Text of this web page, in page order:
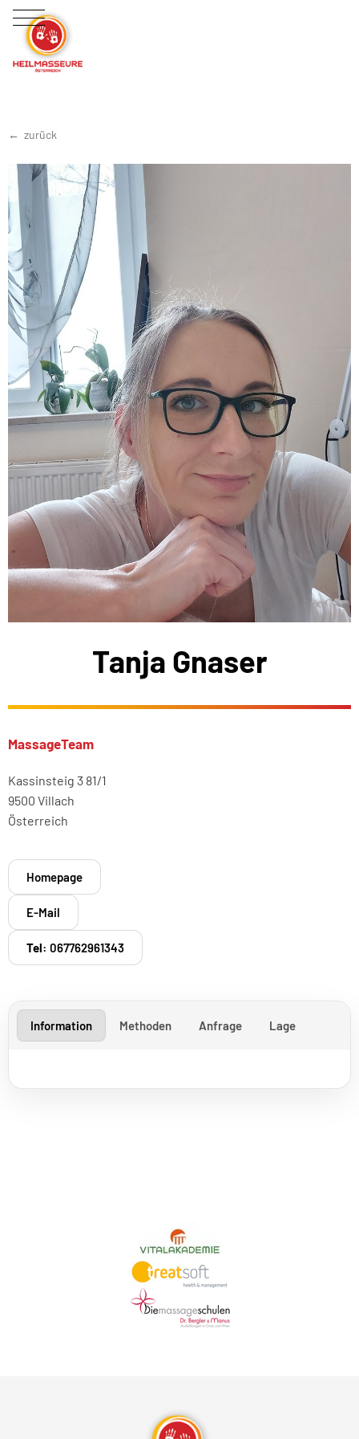
zurück
Tanja Gnaser
MassageTeam
Kassinsteig 3 81/1
9500 Villach
Österreich
Homepage
E-Mail
Tel: 067762961343
Information Methoden Anfrage Lage